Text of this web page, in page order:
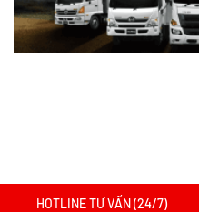
Nên
Tìm
Xem
HOTLINE TƯ VẤN (24/7)